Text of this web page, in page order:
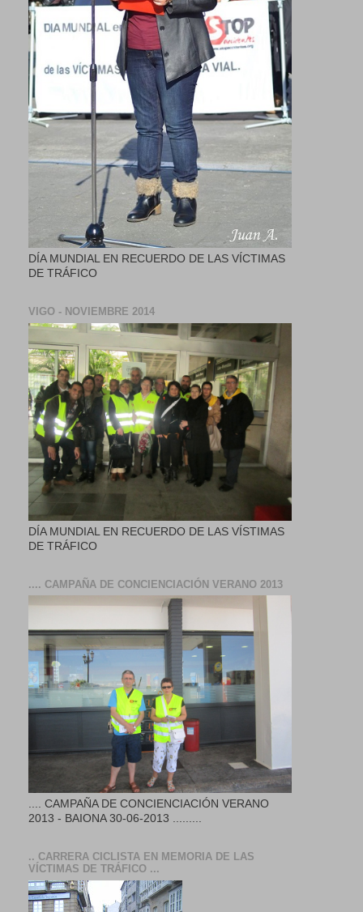
DÍA MUNDIAL EN RECUERDO DE LAS VÍCTIMAS
DE TRÁFICO
VIGO - NOVIEMBRE 2014
DÍA MUNDIAL EN RECUERDO DE LAS VÍSTIMAS
DE TRÁFICO
.... CAMPAÑA DE CONCIENCIACIÓN VERANO 2013
.... CAMPAÑA DE CONCIENCIACIÓN VERANO
2013 - BAIONA 30-06-2013 .........
.. CARRERA CICLISTA EN MEMORIA DE LAS
VÍCTIMAS DE TRÁFICO ...